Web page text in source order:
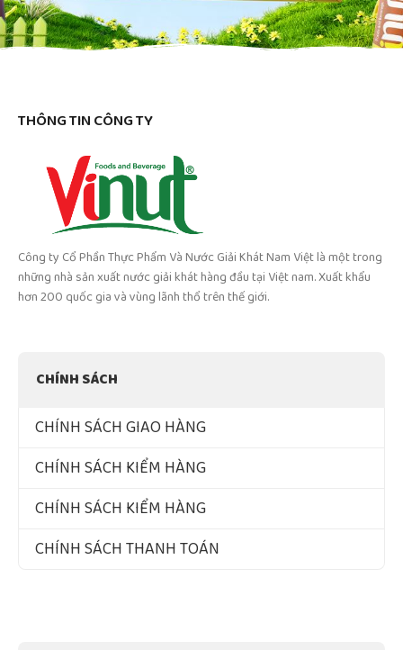
THÔNG TIN CÔNG TY
Công ty Cổ Phần Thực Phẩm Và Nước Giải Khát Nam Việt là một trong
những nhà sản xuất nước giải khát hàng đầu tại Việt nam. Xuất khẩu
hơn 200 quốc gia và vùng lãnh thổ trên thế giới.
CHÍNH SÁCH
CHÍNH SÁCH GIAO HÀNG
CHÍNH SÁCH KIỂM HÀNG
CHÍNH SÁCH KIỂM HÀNG
CHÍNH SÁCH THANH TOÁN